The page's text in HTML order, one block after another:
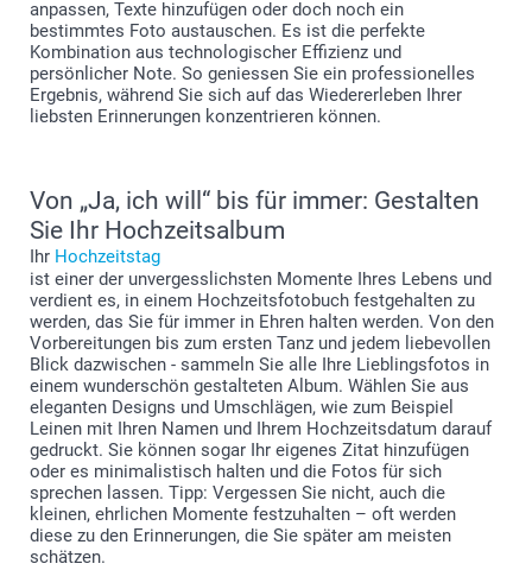
anpassen, Texte hinzufügen oder doch noch ein
bestimmtes Foto austauschen. Es ist die perfekte
Kombination aus technologischer Effizienz und
persönlicher Note. So geniessen Sie ein professionelles
Ergebnis, während Sie sich auf das Wiedererleben Ihrer
liebsten Erinnerungen konzentrieren können.
Von „Ja, ich will“ bis für immer: Gestalten
Sie Ihr Hochzeitsalbum
Ihr Hochzeitstag
ist einer der unvergesslichsten Momente Ihres Lebens und
verdient es, in einem Hochzeitsfotobuch festgehalten zu
werden, das Sie für immer in Ehren halten werden. Von den
Vorbereitungen bis zum ersten Tanz und jedem liebevollen
Blick dazwischen - sammeln Sie alle Ihre Lieblingsfotos in
einem wunderschön gestalteten Album. Wählen Sie aus
eleganten Designs und Umschlägen, wie zum Beispiel
Leinen mit Ihren Namen und Ihrem Hochzeitsdatum darauf
gedruckt. Sie können sogar Ihr eigenes Zitat hinzufügen
oder es minimalistisch halten und die Fotos für sich
sprechen lassen. Tipp: Vergessen Sie nicht, auch die
kleinen, ehrlichen Momente festzuhalten – oft werden
diese zu den Erinnerungen, die Sie später am meisten
schätzen.